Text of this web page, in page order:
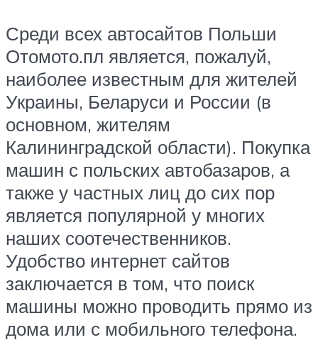
Среди всех автосайтов Польши
Отомото.пл является, пожалуй,
наиболее известным для жителей
Украины, Беларуси и России (в
основном, жителям
Калининградской области). Покупка
машин с польских автобазаров, а
также у частных лиц до сих пор
является популярной у многих
наших соотечественников.
Удобство интернет сайтов
заключается в том, что поиск
машины можно проводить прямо из
дома или с мобильного телефона.